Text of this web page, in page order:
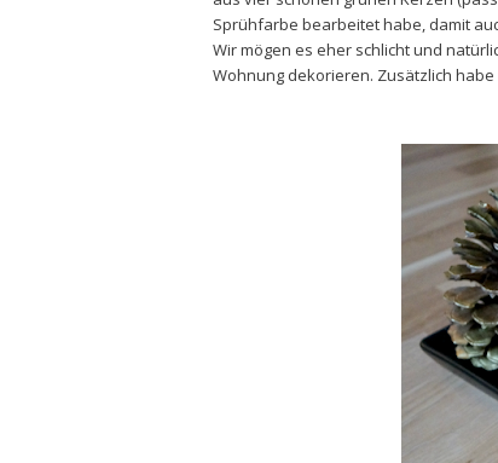
Sprühfarbe bearbeitet habe, damit
Wir mögen es eher schlicht und
Wohnung dekorieren. Zusätzlich